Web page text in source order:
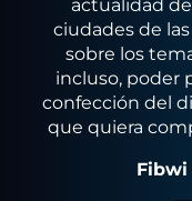
actualidad
ciudades de
sobre los
incluso, poder
confección del
que quiera